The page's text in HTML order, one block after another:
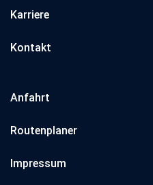
Karriere
Kontakt
Anfahrt
Routenplaner
Impressum